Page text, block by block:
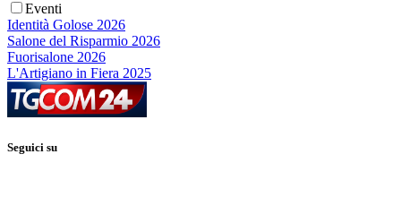
Eventi
Identità Golose 2026
Salone del Risparmio 2026
Fuorisalone 2026
L'Artigiano in Fiera 2025
Seguici su